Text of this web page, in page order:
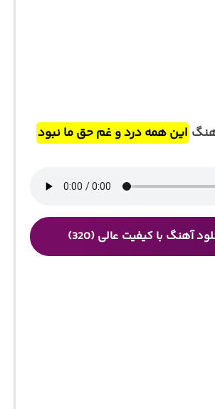
این همه درد و غم حق ما نبود
آهنگ با کیفیت عالی (320)